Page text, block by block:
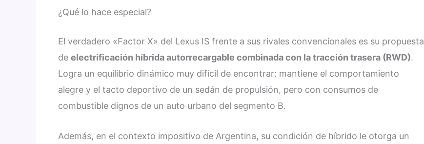
¿Qué lo hace especial?
El verdadero «Factor X» del Lexus IS frente a sus rivales convencionales es su propuesta
de electrificación híbrida autorrecargable combinada con la tracción trasera (RWD).
Logra un equilibrio dinámico muy difícil de encontrar: mantiene el comportamiento
alegre y el tacto deportivo de un sedán de propulsión, pero con consumos de
combustible dignos de un auto urbano del segmento B.
Además, en el contexto impositivo de Argentina, su condición de híbrido le otorga un